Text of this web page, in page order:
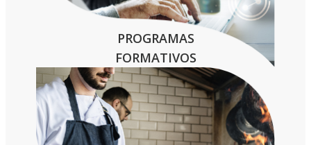
PROGRAMAS
FORMATIVOS